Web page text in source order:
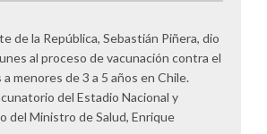
de la República, Sebastián Piñera, dio
al proceso de vacunación contra el
menores de 3 a 5 años en Chile.
del Estadio Nacional y
del Ministro de Salud, Enrique